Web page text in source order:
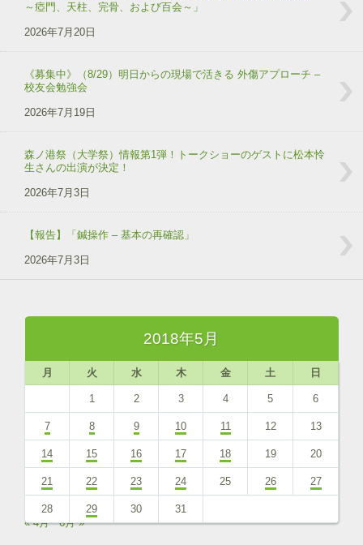
～瘂門、天柱、完骨、および百会～」
2026年7月20日
《募集中》（8/29）明日からの現場で活きる 外傷アプローチ –
校友会勉強会
2026年7月19日
森ノ港祭（大学祭）情報第1弾！トークショーのゲストに松本怜
生さんの出演が決定！
2026年7月3日
【報告】「鍼操作 – 基本の再確認」
2026年7月3日
2018年5月
月 火 水 木 金 土 日
1 2 3 4 5 6
7 8 9 10 11 12 13
14 15 16 17 18 19 20
21 22 23 24 25 26 27
28 29 30
31
« 4月
6月 »